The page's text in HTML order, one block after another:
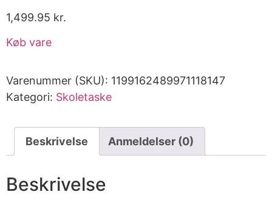
1,499.95 kr.
Køb vare
Varenummer (SKU): 1199162489971118147
Kategori: Skoletaske
Beskrivelse Anmeldelser (0)
Beskrivelse